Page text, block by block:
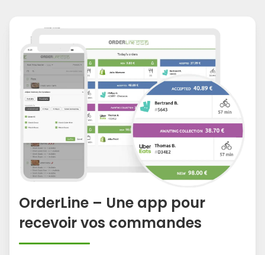
OrderLine – Une app pour
recevoir vos commandes